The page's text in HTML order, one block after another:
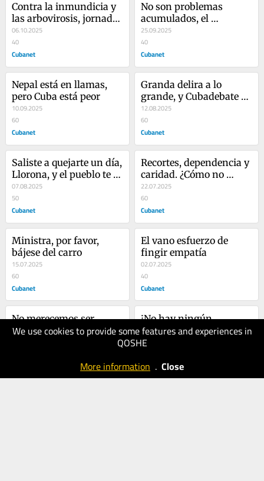
We use cookies to provide some features and experiences in
QOSHE
More information . Close
Contra la inmundicia y
las arbovirosis, jornada
de jardinería en La
Habana
06.10.2025
40
Cubanet
No son problemas
acumulados, el
problema son ellos
25.09.2025
40
Cubanet
Nepal está en llamas,
pero Cuba está peor
10.09.2025
60
Cubanet
Granda delira a lo
grande, y Cubadebate
miente
12.08.2025
60
Cubanet
Saliste a quejarte un día,
Llorona, y el pueblo te
cayó arriba
07.08.2025
50
Cubanet
Recortes, dependencia y
caridad. ¿Cómo no
morir de hambre en
Cuba?
22.07.2025
60
Cubanet
Ministra, por favor,
bájese del carro
15.07.2025
60
Cubanet
El vano esfuerzo de
fingir empatía
02.07.2025
40
Cubanet
No merecemos ser
problema de nadie
¡No hay ningún
bloqueo! La generación
ciega dando luz
04.06.2025
Cubanet